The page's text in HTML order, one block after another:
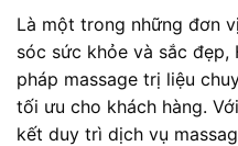
Là một trong những đơn
sóc sức khỏe và sắc
pháp massage trị liệu
tối ưu cho khách hàng.
kết duy trì dịch vụ